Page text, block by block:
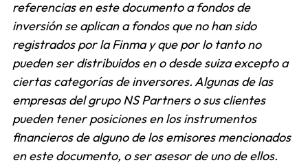
referencias en este documento a fondos de
inversión se aplican a fondos que no han sido
registrados por la Finma y que por lo tanto no
pueden ser distribuidos en o desde suiza excepto a
ciertas categorías de inversores. Algunas de las
empresas del grupo NS Partners o sus clientes
pueden tener posiciones en los instrumentos
financieros de alguno de los emisores mencionados
en este documento, o ser asesor de uno de ellos.